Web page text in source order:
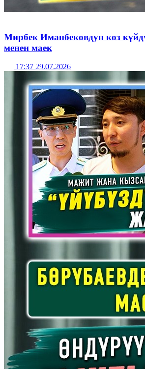
Мирбек Иманбековдун көз
менен маек
17:37 29.07.2026